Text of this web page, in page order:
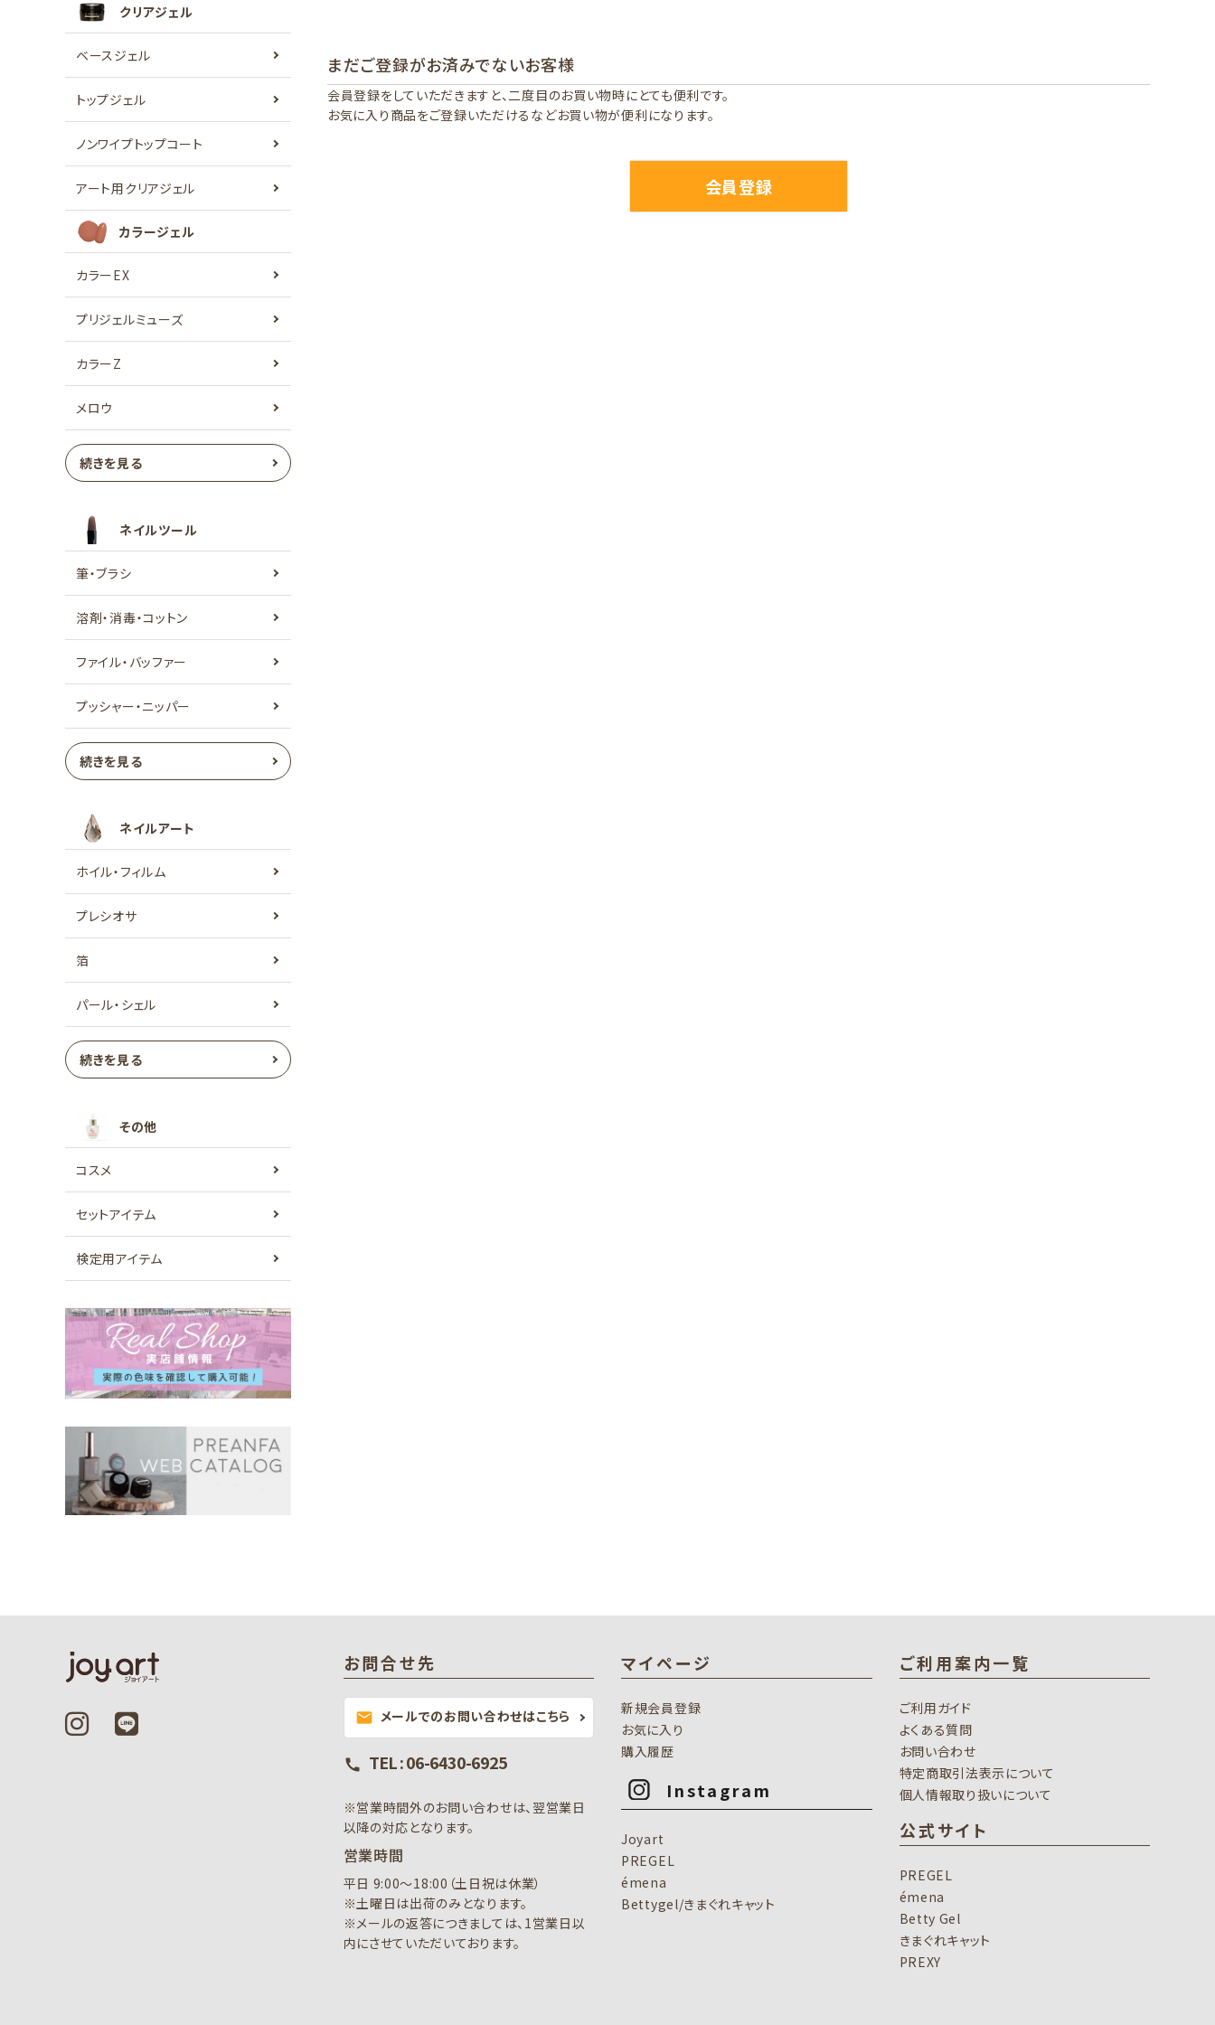
クリアジェル
ベースジェル
トップジェル
ノンワイプトップコート
アート用クリアジェル
カラージェル
カラーEX
プリジェルミューズ
カラーZ
メロウ
続きを見る
ネイルツール
筆・ブラシ
溶剤・消毒・コットン
ファイル・バッファー
プッシャー・ニッパー
続きを見る
ネイルアート
ホイル・フィルム
プレシオサ
箔
パール・シェル
続きを見る
その他
コスメ
セットアイテム
検定用アイテム
まだご登録がお済みでないお客様
会員登録をしていただきますと、二度目のお買い物時にとても便利です。
お気に入り商品をご登録いただけるなどお買い物が便利になります。
会員登録
お問合せ先
mail メールでのお問い合わせはこちら
call TEL : 06-6430-6925
※営業時間外のお問い合わせは、翌営業日
以降の対応となります。
営業時間
平日 9:00～18:00（土日祝は休業）
※土曜日は出荷のみとなります。
※メールの返答につきましては、1営業日以
内にさせていただいております。
マイページ
新規会員登録
お気に入り
購入履歴
Instagram
Joyart
PREGEL
émena
Bettygel/きまぐれキャット
ご利用案内一覧
ご利用ガイド
よくある質問
お問い合わせ
特定商取引法表示について
個人情報取り扱いについて
公式サイト
PREGEL
émena
Betty Gel
きまぐれキャット
PREXY